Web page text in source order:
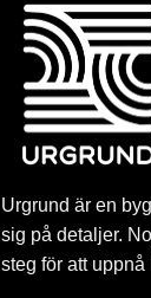
Urgrund är en
sig på detaljer.
steg för att